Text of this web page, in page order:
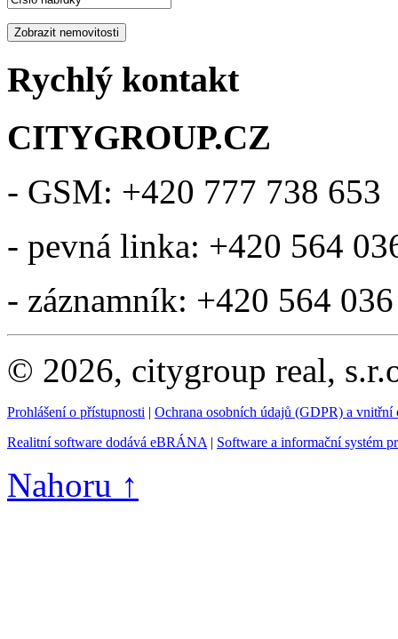
Rychlý kontakt
CITYGROUP.CZ
- GSM: +420 777 738 653
- pevná linka: +420 564
- záznamník: +420 564
© 2026, citygroup real,
Prohlášení o přístupnosti | Ochrana osobních údajů (GDPR) a vnitřní
Realitní software dodává eBRÁNA | Software a informační systém
Nahoru ↑